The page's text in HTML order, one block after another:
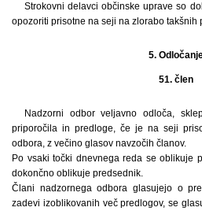
Strokovni delavci občinske uprave so
opozoriti prisotne na seji na zlorabo takšnih
5.
51. člen
Nadzorni odbor veljavno odloča,
priporočila in predloge, če je na seji
odbora, z večino glasov navzočih članov.
Po vsaki točki dnevnega reda se oblikuje
dokončno oblikuje predsednik.
Člani nadzornega odbora glasujejo o
zadevi izoblikovanih več predlogov, se